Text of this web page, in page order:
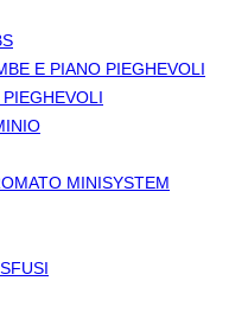
E PIANO PIEGHEVOLI
MINISYSTEM